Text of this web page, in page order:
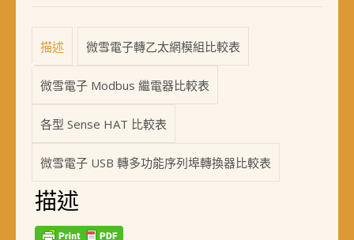
雙
向,
FT2232HL)
描述 微雪電子轉乙太網模組比較表
微雪電子 Modbus 繼電器比較表
各型 Sense HAT 比較表
微雪電子 USB 轉多功能序列埠轉換器比較表
描述